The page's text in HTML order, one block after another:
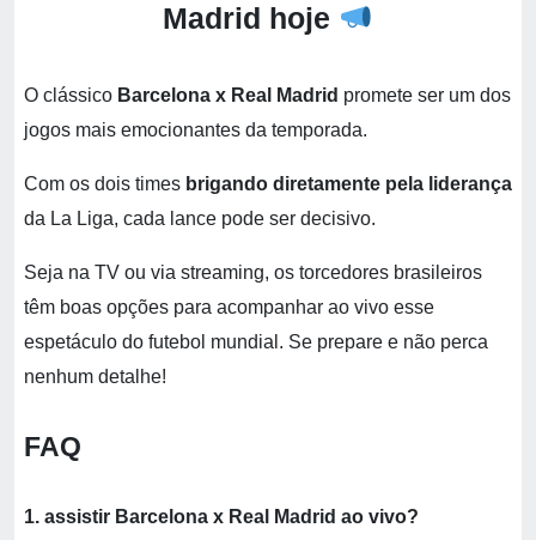
Madrid hoje
O clássico Barcelona x Real Madrid promete ser um dos
jogos mais emocionantes da temporada.
Com os dois times brigando diretamente pela liderança
da La Liga, cada lance pode ser decisivo.
Seja na TV ou via streaming, os torcedores brasileiros
têm boas opções para acompanhar ao vivo esse
espetáculo do futebol mundial. Se prepare e não perca
nenhum detalhe!
FAQ
1. assistir Barcelona x Real Madrid ao vivo?